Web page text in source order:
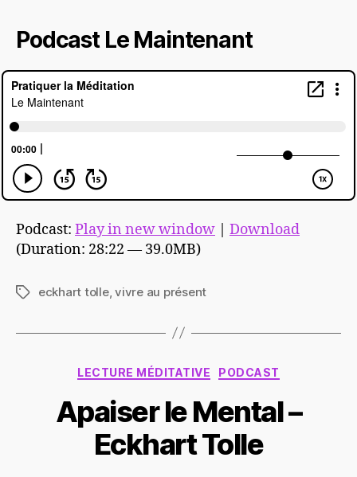
Podcast Le Maintenant
Podcast: Play in new window | Download
(Duration: 28:22 — 39.0MB)
Étiquettes
eckhart tolle,vivre au présent
Catégories
LECTURE MÉDITATIVE PODCAST
Apaiser le Mental –
Eckhart Tolle